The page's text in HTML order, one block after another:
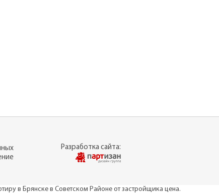
Разработка сайта:
в Брянске в Советском Районе от застройщика цена.